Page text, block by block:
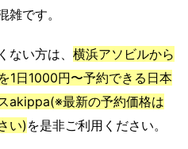
雑です。
い方は、 横浜アソビルから
1日1000円〜予約できる日本
akippa(※最新の予約価格は
い) を是非ご利用ください。